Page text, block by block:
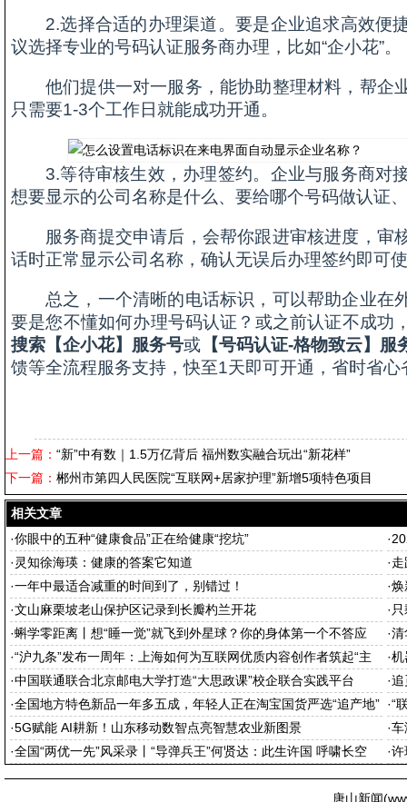
2.选择合适的办理渠道。要是企业追求高效便
议选择专业的号码认证服务商办理，比如“企小花”。
他们提供一对一服务，能协助整理材料，帮企
只需要1-3个工作日就能成功开通。
3.等待审核生效，办理签约。企业与服务商对
想要显示的公司名称是什么、要给哪个号码做认证
服务商提交申请后，会帮你跟进审核进度，审
话时正常显示公司名称，确认无误后办理签约即可
总之，一个清晰的电话标识，可以帮助企业在
要是您不懂如何办理号码认证？或之前认证不成功
搜索【企小花】服务号或 【号码认证-格物致云】服
馈等全流程服务支持，快至1天即可开通，省时省心
上一篇： “新”中有数｜1.5万亿背后 福州数实融合玩出“新花样”
下一篇： 郴州市第四人民医院“互联网+居家护理”新增5项特色项目
相关文章
·你眼中的五种“健康食品”正在给健康“挖坑” ·
· 灵知徐海瑛：健康的答案它知道 ·
·一年中最适合减重的时间到了，别错过！ ·焕
·文山麻栗坡老山保护区记录到长瓣杓兰开花 ·
·蝌学零距离丨想“睡一觉”就飞到外星球？你的身体第一个不答应 ·清
·“沪九条”发布一周年：上海如何为互联网优质内容创作者筑起“主
场”
·机
·中国联通联合北京邮电大学打造“大思政课”校企联合实践平台 ·追
·全国地方特色新品一年多五成，年轻人正在淘宝国货严选“追产地” ·“
·5G赋能 AI耕新！山东移动数智点亮智慧农业新图景 ·车
·全国“两优一先”风采录丨“导弹兵王”何贤达：此生许国 呼啸长空 ·许
唐山新闻(